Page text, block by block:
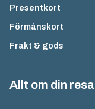
Presentkort
Förmånskort
Frakt & gods
Allt om din resa